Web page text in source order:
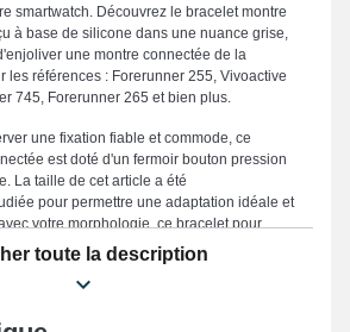
smartwatch. Découvrez le bracelet montre
à base de silicone dans une nuance grise,
une montre connectée de la
les références : Forerunner 255, Vivoactive
745, Forerunner 265 et bien plus.
une fixation fiable et commode, ce
est doté d'un fermoir bouton pression
La taille de cet article a été
pour permettre une adaptation idéale et
votre morphologie, ce bracelet pour
22 mm qui se marie
vos besoins. Ce bracelet pour montre
par ses finitions soignées, qui en fait une
toute la description